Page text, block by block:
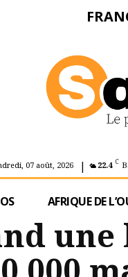
07 août, 2026 | 22.4 C
AFRIQUE DE